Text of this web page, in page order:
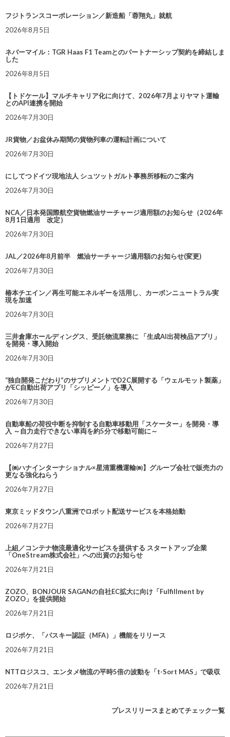
フジトランスコーポレーション／新造船「蓉翔丸」就航
2026年8月5日
ネバーマイル：TGR Haas F1 Teamとのパートナーシップ契約を締結しま
した
2026年8月5日
【トドケール】マルチキャリア化に向けて、2026年7月よりヤマト運輸
とのAPI連携を開始
2026年7月30日
JR貨物／お盆休み期間の貨物列車の運転計画について
2026年7月30日
にしてつドイツ現地法人 シュツットガルト事務所移転のご案内
2026年7月30日
NCA／日本発国際航空貨物燃油サーチャージ適用額のお知らせ（2026年
8月1日適用 改定）
2026年7月30日
JAL／2026年8月前半 燃油サーチャージ適用額のお知らせ(変更)
2026年7月30日
椿本チエイン／再生可能エネルギーを活用し、カーボンニュートラル実
現を加速
2026年7月30日
三井倉庫ホールディングス、受託物流業務に 「生成AI出荷検品アプリ」
を開発・導入開始
2026年7月30日
“独自開発こだわり”のサプリメントでD2C展開する「ウェルモット製薬」
がEC自動出荷アプリ「シッピーノ」を導入
2026年7月30日
自動車船の荷役中断を抑制する自動車移動用「スケーター」を開発・導
入 ～自力走行できない車両を約5分で移動可能に～
2026年7月27日
【㈱ハナインターナショナル×星清重機運輸㈱】グループ会社で販売力の
更なる強化ねらう
2026年7月27日
東京ミッドタウン八重洲でロボット配送サービスを本格始動
2026年7月27日
上組／コンテナ物流最適化サービスを提供する スタートアップ企業
「OneStream株式会社」への出資のお知らせ
2026年7月21日
ZOZO、BONJOUR SAGANの自社EC拡大に向け「Fulfillment by
ZOZO」を提供開始
2026年7月21日
ロジポケ、「パスキー認証（MFA）」機能をリリース
2026年7月21日
NTTロジスコ、エンタメ物流の平時5倍の波動を「t-Sort MAS」で吸収
2026年7月21日
プレスリリースまとめてチェック一覧